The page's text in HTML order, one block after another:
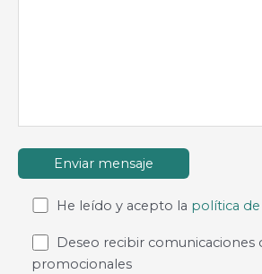
He leído y acepto la política
Deseo recibir comunicaciones
promocionales